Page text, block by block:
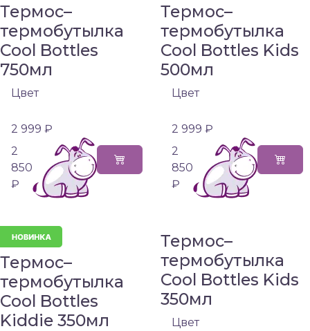
Термос–
термобутылка
Cool Bottles
750мл
Цвет
2 999 ₽
2
850
₽
Термос–
термобутылка
Cool Bottles Kids
500мл
Цвет
2 999 ₽
2
850
₽
Термос–
термобутылка
Cool Bottles
Kiddie 350мл
Термос–
термобутылка
Cool Bottles Kids
350мл
Цвет